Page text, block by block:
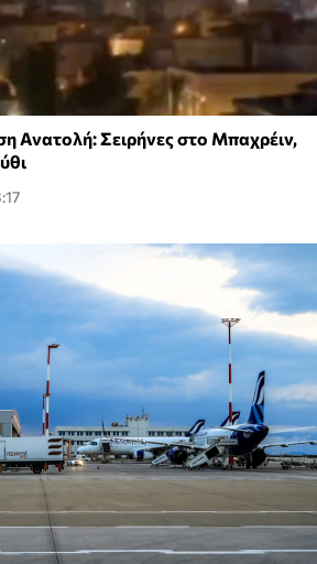
Ανατολή: Σειρήνες στο Μπαχρέιν,